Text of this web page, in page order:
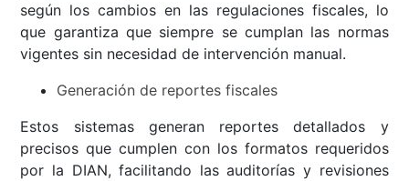
según los cambios en las regulaciones fiscales, lo
que garantiza que siempre se cumplan las normas
vigentes sin necesidad de intervención manual.
Generación de reportes fiscales
Estos sistemas generan reportes detallados y
precisos que cumplen con los formatos requeridos
por la DIAN, facilitando las auditorías y revisiones